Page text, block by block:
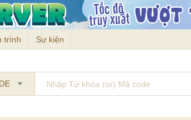
trình Sự kiện